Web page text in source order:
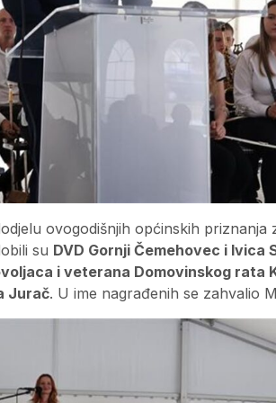
ovogodišnjih općinskih priznanja
su DVD Gornji Čemehovec i Ivica
i veterana Domovinskog rata
Jurač. U ime nagrađenih se zahvalio